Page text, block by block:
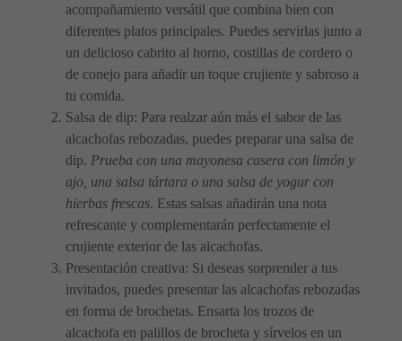
acompañamiento versátil que combina bien con
diferentes platos principales. Puedes servirlas junto a
un delicioso cabrito al horno, costillas de cordero o
de conejo para añadir un toque crujiente y sabroso a
tu comida.
Salsa de dip: Para realzar aún más el sabor de las
alcachofas rebozadas, puedes preparar una salsa de
dip. Prueba con una mayonesa casera con limón y
ajo, una salsa tártara o una salsa de yogur con
hierbas frescas. Estas salsas añadirán una nota
refrescante y complementarán perfectamente el
crujiente exterior de las alcachofas.
Presentación creativa: Si deseas sorprender a tus
invitados, puedes presentar las alcachofas rebozadas
en forma de brochetas. Ensarta los trozos de
alcachofa en palillos de brocheta y sírvelos en un